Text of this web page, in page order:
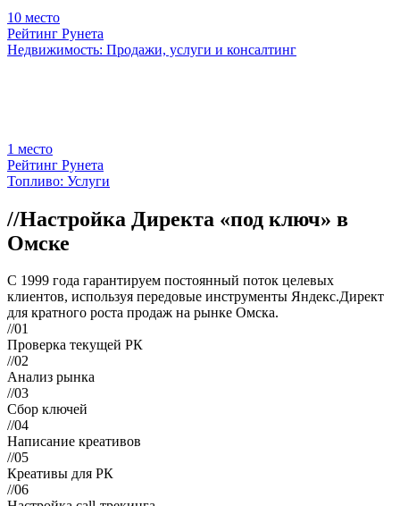
10 место
Рейтинг Рунета
Недвижимость: Продажи, услуги и консалтинг
1 место
Рейтинг Рунета
Топливо: Услуги
//Настройка Директа «под ключ» в
Омске
С 1999 года гарантируем постоянный поток целевых
клиентов, используя передовые инструменты Яндекс.Директ
для кратного роста продаж на рынке Омска.
//01
Проверка текущей РК
//02
Анализ рынка
//03
Сбор ключей
//04
Написание креативов
//05
Креативы для РК
//06